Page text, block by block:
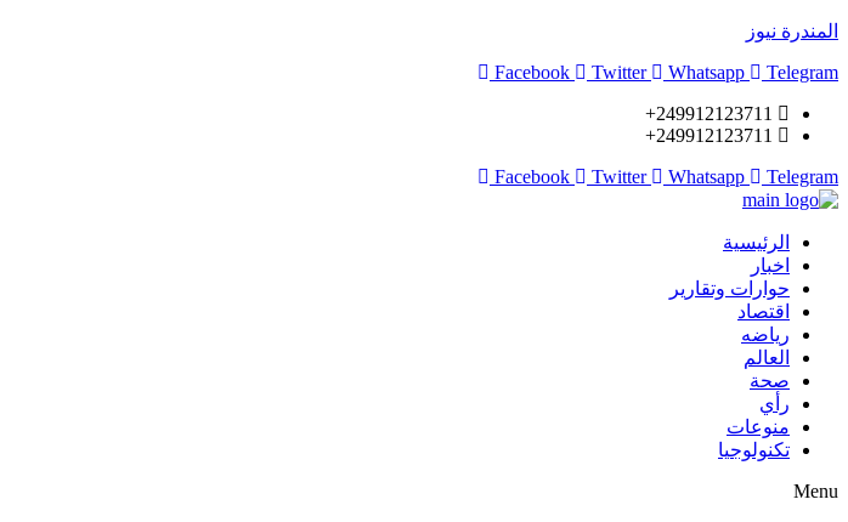
المندرة نيوز
Facebook
Twitter Whatsapp
Telegram
249912123711+
249912123711+
Facebook
Twitter Whatsapp Telegram
الرئيسية
اخبار
حوارات وتقارير
اقتصاد
رياضه
العالم
صحة
رأي
منوعات
تكنولوجيا
Menu